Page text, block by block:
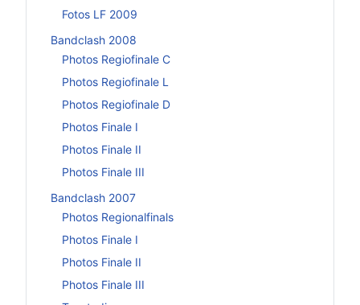
Fotos LF 2009
Bandclash 2008
Photos Regiofinale C
Photos Regiofinale L
Photos Regiofinale D
Photos Finale I
Photos Finale II
Photos Finale III
Bandclash 2007
Photos Regionalfinals
Photos Finale I
Photos Finale II
Photos Finale III